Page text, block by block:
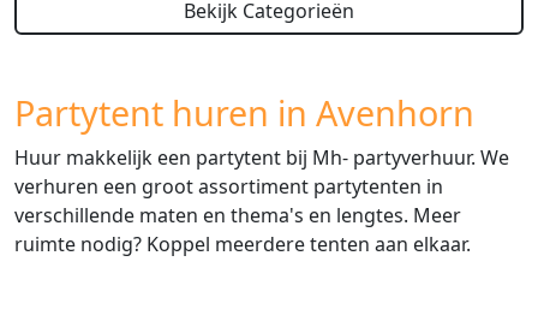
Bekijk Categorieën
Partytent huren in Avenhorn
Huur makkelijk een partytent bij Mh- partyverhuur. We
verhuren een groot assortiment partytenten in
verschillende maten en thema's en lengtes. Meer
ruimte nodig? Koppel meerdere tenten aan elkaar.